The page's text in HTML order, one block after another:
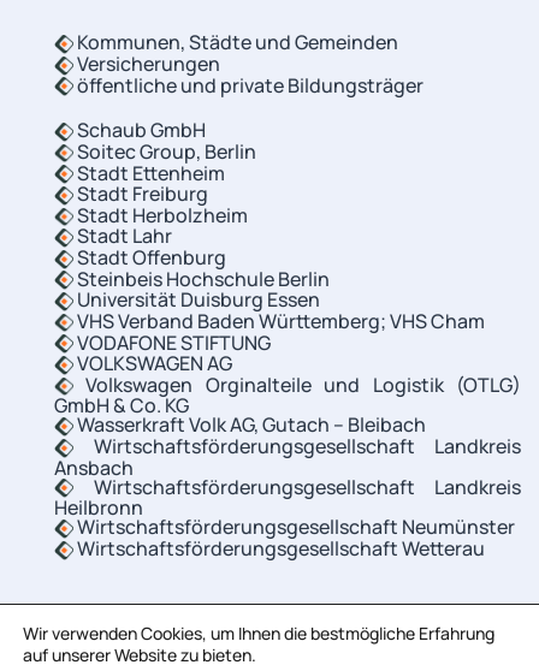
Kommunen, Städte und Gemeinden
Versicherungen
öffentliche und private Bildungsträger
Schaub GmbH
Soitec Group, Berlin
Stadt Ettenheim
Stadt Freiburg
Stadt Herbolzheim
Stadt Lahr
Stadt Offenburg
Steinbeis Hochschule Berlin
Universität Duisburg Essen
VHS Verband Baden Württemberg; VHS Cham
VODAFONE STIFTUNG
VOLKSWAGEN AG
Volkswagen Orginalteile und Logistik (OTLG)
GmbH & Co. KG
Wasserkraft Volk AG, Gutach – Bleibach
Wirtschaftsförderungsgesellschaft Landkreis
Ansbach
Wirtschaftsförderungsgesellschaft Landkreis
Heilbronn
Wirtschaftsförderungsgesellschaft Neumünster
Wirtschaftsförderungsgesellschaft Wetterau
Wir verwenden Cookies, um Ihnen die bestmögliche Erfahrung
auf unserer Website zu bieten.